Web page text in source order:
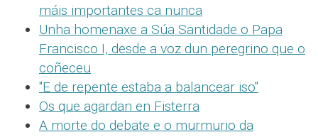
máis importantes ca nunca
Unha homenaxe a Súa Santidade o Papa
Francisco I, desde a voz dun peregrino que o
coñeceu
"E de repente estaba a balancear iso"
Os que agardan en Fisterra
A morte do debate e o murmurio da